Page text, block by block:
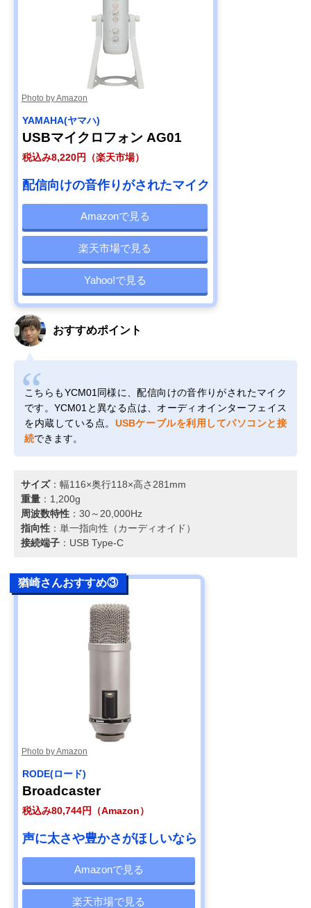
Photo by Amazon
YAMAHA(ヤマハ)
USBマイクロフォン AG01
税込み8,220円（楽天市場）
配信向けの音作りがされたマイク
Amazonで見る
楽天市場で見る
Yahoo!で見る
おすすめポイント
こちらもYCM01同様に、配信向けの音作りがされたマイク
です。YCM01と異なる点は、オーディオインターフェイス
を内蔵している点。 USBケーブルを利用してパソコンと接
続できます。
サイズ：幅116×奥行118×高さ281mm
重量 ：1,200g
周波数特性 ：30～20,000Hz
指向性 ：単一指向性（カーディオイド）
接続端子 ：USB Type-C
猶崎さんおすすめ③
Photo by Amazon
RODE(ロード)
Broadcaster
税込み80,744円（Amazon）
声に太さや豊かさがほしいなら
Amazonで見る
楽天市場で見る